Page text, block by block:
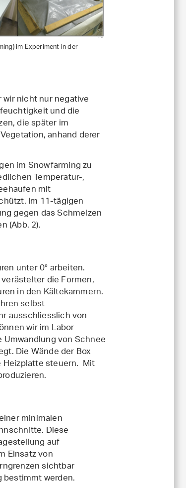
im Experiment in der
nicht nur negative
und die
die später im
anhand derer
im Snowfarming zu
Temperatur-,
mit
Im 11-tägigen
gegen das Schmelzen
(Abb. 2).
unter 0° arbeiten.
die Formen,
in den Kältekammern.
selbst
ausschliesslich von
wir im Labor
von Schnee
Die Wände der Box
steuern. Mit
minimalen
Diese
auf
Einsatz von
sichtbar
werden.